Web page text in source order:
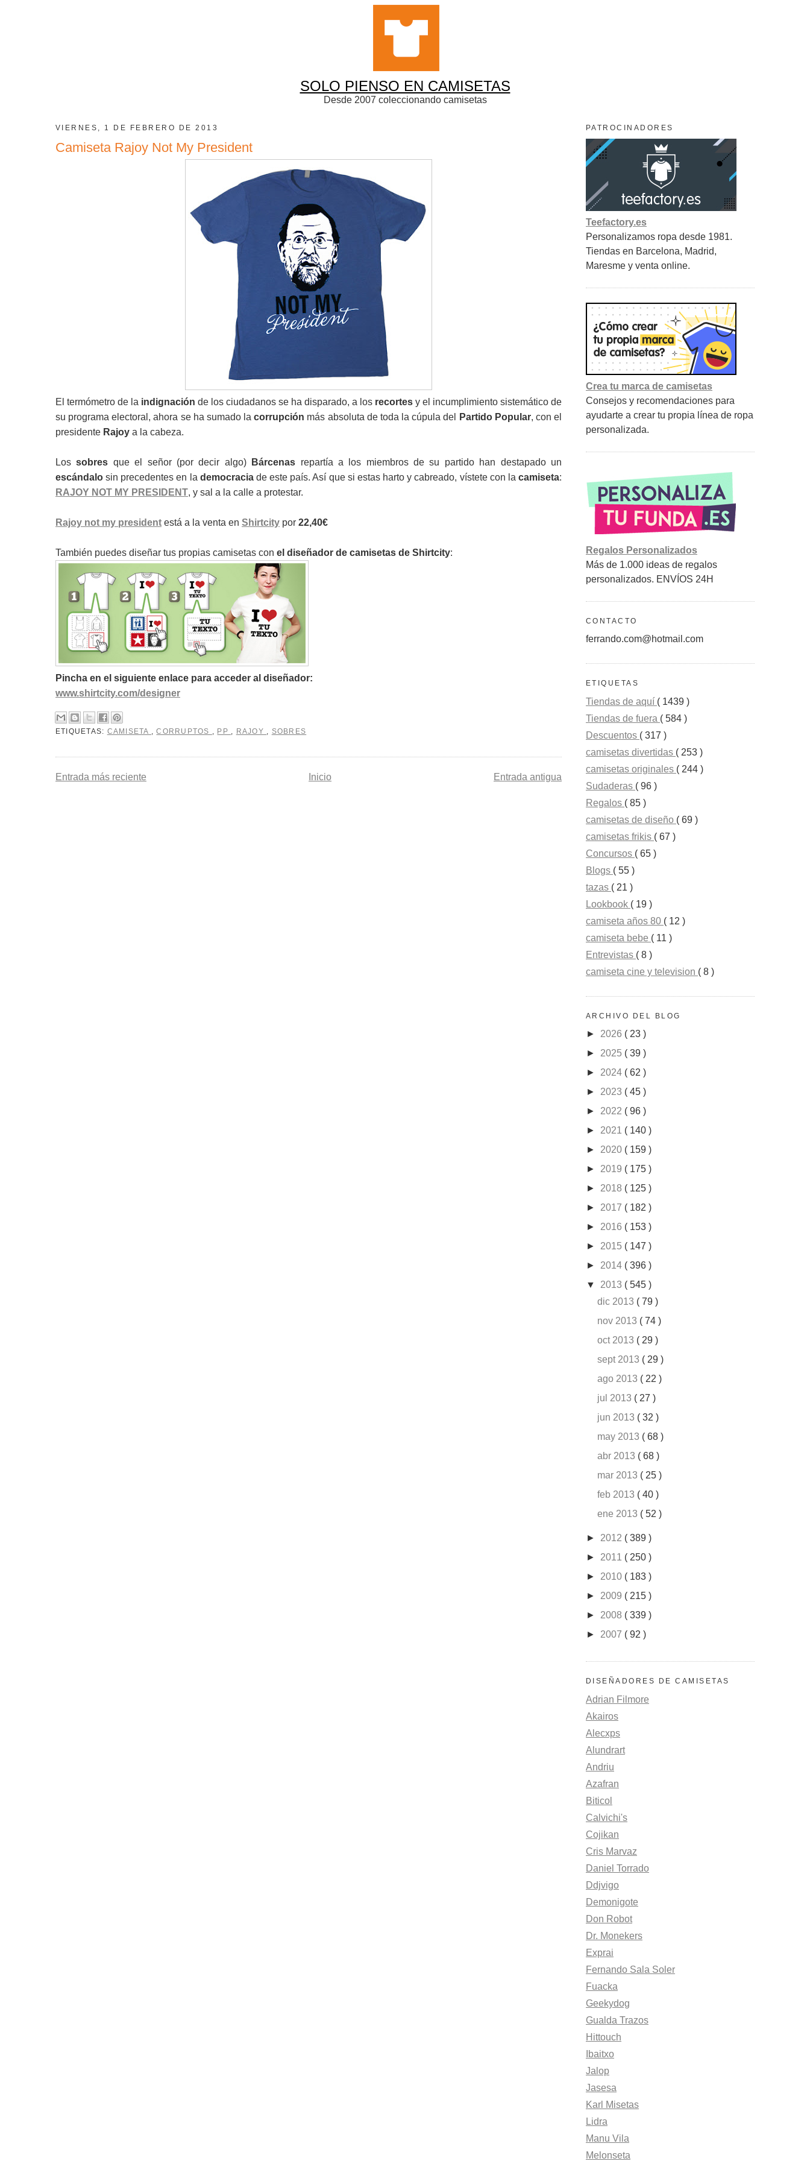
SOLO PIENSO EN CAMISETAS
Desde 2007 coleccionando camisetas
VIERNES, 1 DE FEBRERO DE 2013
Camiseta Rajoy Not My President
El termómetro de la indignación de los ciudadanos se ha disparado, a los recortes y el incumplimiento sistemático de
su programa electoral, ahora se ha sumado lacorrupción más absoluta de toda la cúpula del Partido Popular, con el
presidente Rajoy a la cabeza.
Lossobres que el señor (por decir algo) Bárcenas repartía a los miembros de su partido han destapado un
escándalo sin precedentes en la democraciade este país. Así que si estas harto y cabreado, vístete con lacamiseta:
RAJOY NOT MY PRESIDENT, y sal a la calle a protestar.
Rajoy not my president está a la venta en Shirtcity por 22,40€
También puedes diseñar tus propias camisetas con el diseñador de camisetas de Shirtcity:
Pincha en el siguiente enlace para acceder al diseñador:
www.shirtcity.com/designer
ETIQUETAS: CAMISETA ,CORRUPTOS , PP , RAJOY , SOBRES
Entrada más reciente Entrada antigua
Inicio
PATROCINADORES
Teefactory.es
Personalizamos ropa desde 1981.
Tiendas en Barcelona, Madrid,
Maresme y venta online.
Crea tu marca de camisetas
Consejos y recomendaciones para
ayudarte a crear tu propia línea de ropa
personalizada.
Regalos Personalizados
Más de 1.000 ideas de regalos
personalizados. ENVÍOS 24H
CONTACTO
ferrando.com@hotmail.com
ETIQUETAS
Tiendas de aquí ( 1439 )
Tiendas de fuera ( 584 )
Descuentos ( 317 )
camisetas divertidas ( 253 )
camisetas originales ( 244 )
Sudaderas ( 96 )
Regalos ( 85 )
camisetas de diseño ( 69 )
camisetas frikis ( 67 )
Concursos ( 65 )
Blogs ( 55 )
tazas ( 21 )
Lookbook ( 19 )
camiseta años 80 ( 12 )
camiseta bebe ( 11 )
Entrevistas ( 8 )
camiseta cine y television ( 8 )
ARCHIVO DEL BLOG
► 2026 ( 23 )
► 2025 ( 39 )
► 2024 ( 62 )
► 2023 ( 45 )
► 2022 ( 96 )
► 2021 ( 140 )
► 2020 ( 159 )
► 2019 ( 175 )
► 2018 ( 125 )
► 2017 ( 182 )
► 2016 ( 153 )
► 2015 ( 147 )
► 2014 ( 396 )
▼ 2013 ( 545 )
dic 2013 ( 79 )
nov 2013 ( 74 )
oct 2013 ( 29 )
sept 2013 ( 29 )
ago 2013 ( 22 )
jul 2013 ( 27 )
jun 2013 ( 32 )
may 2013 ( 68 )
abr 2013 ( 68 )
mar 2013 ( 25 )
feb 2013 ( 40 )
ene 2013 ( 52 )
► 2012 ( 389 )
► 2011 ( 250 )
► 2010 ( 183 )
► 2009 ( 215 )
► 2008 ( 339 )
► 2007 ( 92 )
DISEÑADORES DE CAMISETAS
Adrian Filmore
Akairos
Alecxps
Alundrart
Andriu
Azafran
Biticol
Calvichi's
Cojikan
Cris Marvaz
Daniel Torrado
Ddjvigo
Demonigote
Don Robot
Dr. Monekers
Exprai
Fernando Sala Soler
Fuacka
Geekydog
Gualda Trazos
Hittouch
Ibaitxo
Jalop
Jasesa
Karl Misetas
Lidra
Manu Vila
Melonseta